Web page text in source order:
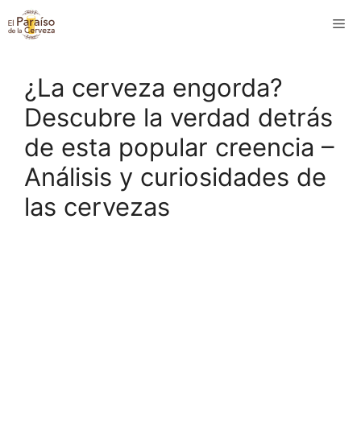
Saltar
al
¿La cerveza engorda?
Descubre la verdad detrás
de esta popular creencia –
Análisis y curiosidades de
las cervezas